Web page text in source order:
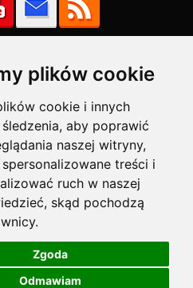
plików cookie
cookie i innych
aby poprawić
naszej witryny,
treści i
ruch w naszej
skąd pochodzą
Zgoda
Odmawiam
obsługuje:
Nazwa miasta zaczęła
wieku jako Warszewa, a od XV wieku
nazwy na Warszawa w XV wieku
wymowy dialektycznej.